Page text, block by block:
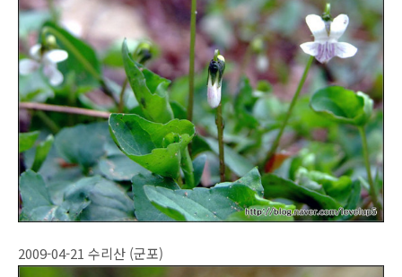
2009-04-21 수리산 (군포)